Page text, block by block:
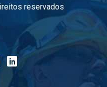
reservados